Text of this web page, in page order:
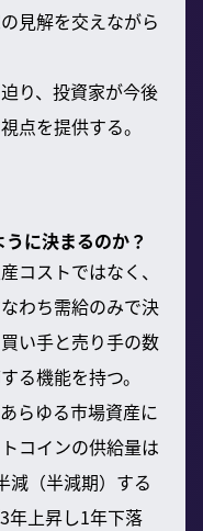
見解を交えながら
り、投資家が今後
点を提供する。
に決まるのか？
コストではなく、
わち需給のみで決
い手と売り手の数
る機能を持つ。
らゆる市場資産に
コインの供給量は
減（半減期）する
年上昇し1年下落